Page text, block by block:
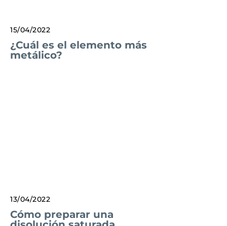
15/04/2022
¿Cuál es el elemento más
metálico?
13/04/2022
Cómo preparar una